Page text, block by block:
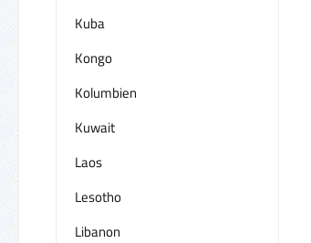
Kuba
Kongo
Kolumbien
Kuwait
Laos
Lesotho
Libanon